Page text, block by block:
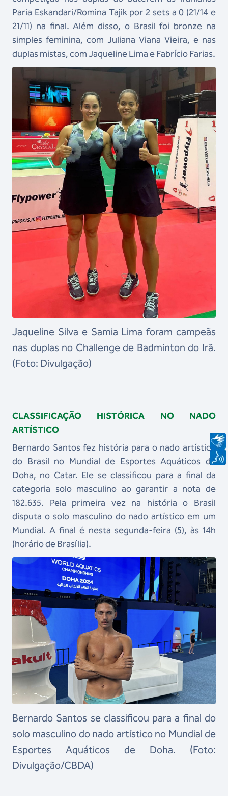
Paria Eskandari/Romina Tajik por 2 sets a 0 (21/14 e
21/11) na final. Além disso, o Brasil foi bronze na
simples feminina, com Juliana Viana Vieira, e nas
duplas mistas, com Jaqueline Lima e Fabrício Farias.
Jaqueline Silva e Samia Lima foram campeãs
nas duplas no Challenge de Badminton do Irã.
(Foto: Divulgação)
CLASSIFICAÇÃO HISTÓRICA NO NADO
ARTÍSTICO
Bernardo Santos fez história para o nado artístico
do Brasil no Mundial de Esportes Aquáticos de
Doha, no Catar. Ele se classificou para a final da
categoria solo masculino ao garantir a nota de
182.635. Pela primeira vez na história o Brasil
disputa o solo masculino do nado artístico em um
Mundial. A final é nesta segunda-feira (5), às 14h
(horário de Brasília).
Bernardo Santos se classificou para a final do
solo masculino do nado artístico no Mundial de
Esportes Aquáticos de Doha. (Foto:
Divulgação/CBDA)